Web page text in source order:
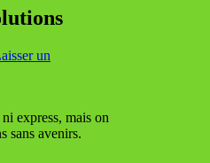
un
express, mais on
sans avenirs.